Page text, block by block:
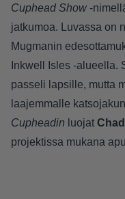
Cuphead Show -
jatkumoa. Luvassa on
Mugmanin
Inkwell Isles -alueella.
passeli lapsille, mutta
laajemmalle
Cupheadin luojat Chad
projektissa mukana